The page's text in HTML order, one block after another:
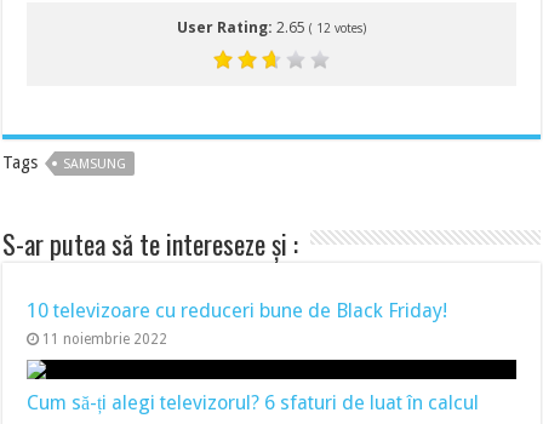
User Rating: 2.65 ( 12votes)
Tags SAMSUNG
S-ar putea să te intereseze și :
10 televizoare cu reduceri bune de Black Friday!
11 noiembrie 2022
Cum să-ți alegi televizorul? 6 sfaturi de luat în calcul